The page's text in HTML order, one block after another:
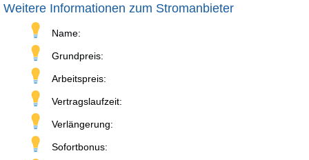
Weitere Informationen zum Stromanbieter
Name:
Grundpreis:
Arbeitspreis:
Vertragslaufzeit:
Verlängerung:
Sofortbonus: